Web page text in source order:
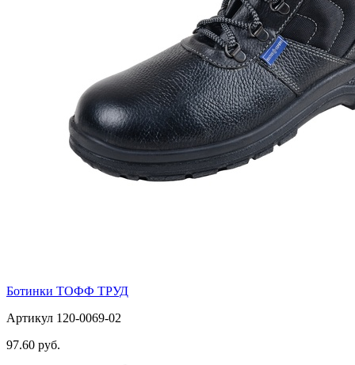
Ботинки ТОФФ ТРУД
Артикул 120-0069-02
97.60 руб.